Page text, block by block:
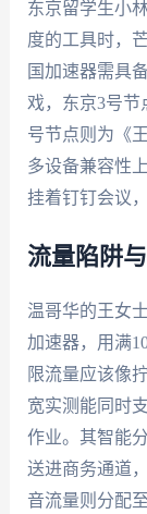
东京留学生小
度的工具时，
国加速器需具
戏，东京3号
号节点则为《
多设备兼容性
挂着钉钉会议
流量陷阱
温哥华的王女
加速器，用满
限流量应该像
宽实测能同时
作业。其智能
送进商务通道
音流量则分配